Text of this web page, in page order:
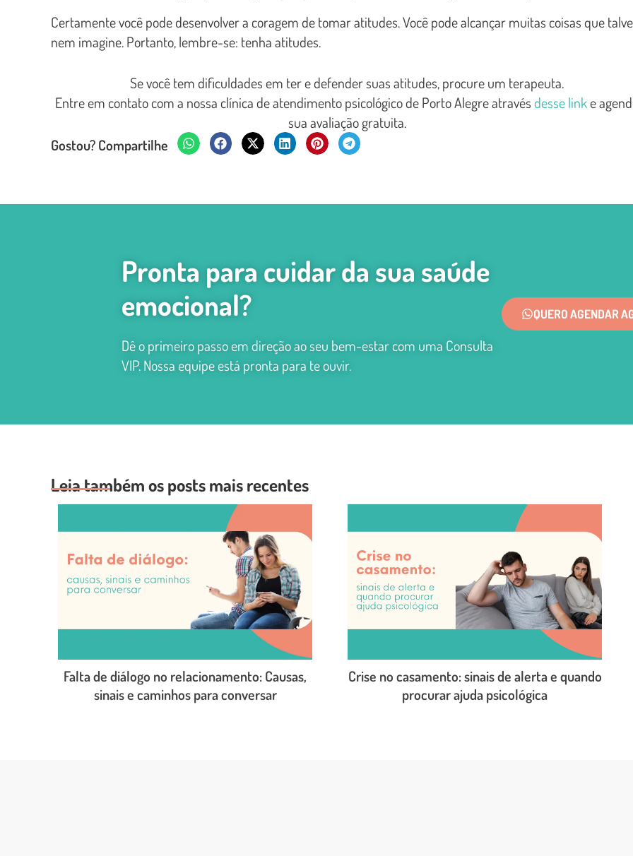
Certamente você pode desenvolver a coragem de tomar atitudes. Você pode alcançar muitas coisas que
nem imagine. Portanto, lembre-se: tenha atitudes.
Se você tem dificuldades em ter e defender suas atitudes, procure um terapeuta.
Entre em contato com a nossa clínica de atendimento psicológico de Porto Alegre através desse linke
sua avaliação gratuita.
Gostou? Compartilhe
Pronta para cuidar da sua saúde
emocional?
Dê o primeiro passo em direção ao seu bem-estar com uma Consulta
VIP. Nossa equipe está pronta para te ouvir.
QUERO AGENDAR
Leia também os posts mais recentes
Falta de diálogo no relacionamento: Causas,
sinais e caminhos para conversar
Crise no casamento: sinais de alerta e quando
procurar ajuda psicológica